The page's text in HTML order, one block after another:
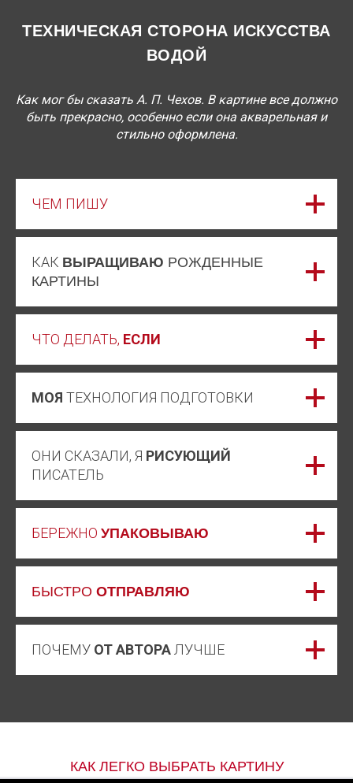
ТЕХНИЧЕСКАЯ СТОРОНА ИСКУССТВА
ВОДОЙ
Как мог бы сказать А. П. Чехов. В картине все должно
быть прекрасно, особенно если она акварельная и
стильно оформлена.
ЧЕМ ПИШУ
КАК ВЫРАЩИВАЮ РОЖДЕННЫЕ
КАРТИНЫ
ЧТО ДЕЛАТЬ, ЕСЛИ
МОЯ ТЕХНОЛОГИЯ ПОДГОТОВКИ
ОНИ СКАЗАЛИ, Я РИСУЮЩИЙ
ПИСАТЕЛЬ
БЕРЕЖНО УПАКОВЫВАЮ
БЫСТРО ОТПРАВЛЯЮ
ПОЧЕМУ ОТ АВТОРА ЛУЧШЕ
КАК ЛЕГКО ВЫБРАТЬ КАРТИНУ